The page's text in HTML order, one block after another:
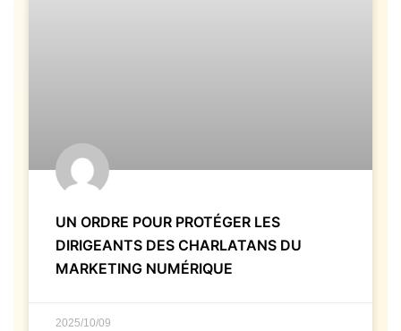
UN ORDRE POUR PROTÉGER LES
DIRIGEANTS DES CHARLATANS DU
MARKETING NUMÉRIQUE
2025/10/09